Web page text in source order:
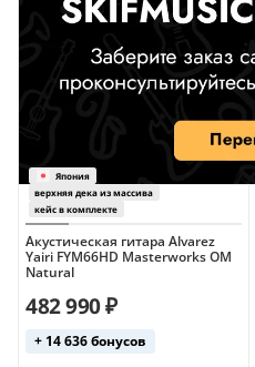
Акустическая гитара Alvarez
Yairi FYM66HD Masterworks OM
Natural
482 990 ₽
+ 14 636 бонусов